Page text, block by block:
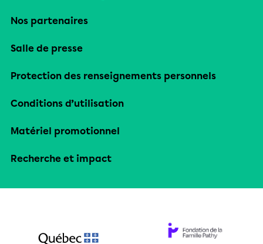
Nos partenaires
Salle de presse
Protection des renseignements personnels
Conditions d’utilisation
Matériel promotionnel
Recherche et impact